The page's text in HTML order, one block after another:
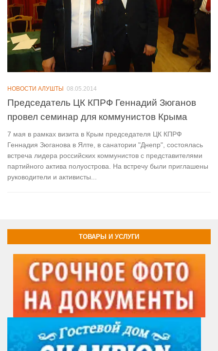
НОВОСТИ АЛУШТЫ 08.05.2014
Председатель ЦК КПРФ Геннадий Зюганов
провел семинар для коммунистов Крыма
7 мая в рамках визита в Крым председателя ЦК КПРФ
Геннадия Зюганова в Ялте, в санатории "Днепр", состоялась
встреча лидера российских коммунистов с представителями
партийного актива полуострова. На встречу были приглашены
руководители и активисты...
ТОВАРЫ И УСЛУГИ